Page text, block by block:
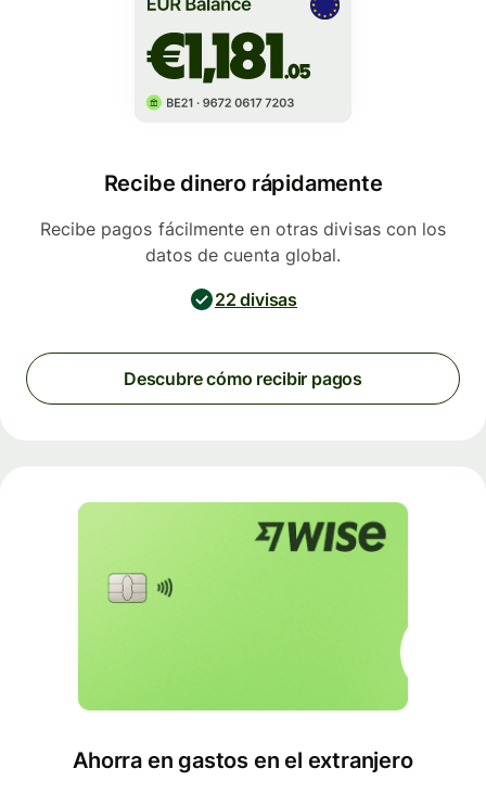
Recibe dinero rápidamente
Recibe pagos fácilmente en otras divisas con los
datos de cuenta global.
22 divisas
Descubre cómo recibir pagos
Ahorra en gastos en el extranjero